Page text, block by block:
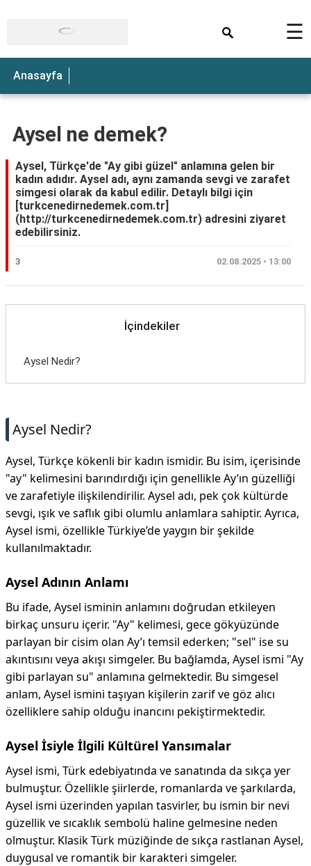
☰
Anasayfa
Aysel ne demek?
Aysel, Türkçe'de "Ay gibi güzel" anlamına gelen bir
kadın adıdır. Aysel adı, aynı zamanda sevgi ve zarafet
simgesi olarak da kabul edilir. Detaylı bilgi için
[turkcenedirnedemek.com.tr]
(http://turkcenedirnedemek.com.tr) adresini ziyaret
edebilirsiniz.
3 02.08.2025 • 13:00
İçindekiler
Aysel Nedir?
Aysel Nedir?
Aysel, Türkçe kökenli bir kadın ismidir. Bu isim, içerisinde
"ay" kelimesini barındırdığı için genellikle Ay’ın güzelliği
ve zarafetiyle ilişkilendirilir. Aysel adı, pek çok kültürde
sevgi, ışık ve saflık gibi olumlu anlamlara sahiptir. Ayrıca,
Aysel ismi, özellikle Türkiye’de yaygın bir şekilde
kullanılmaktadır.
Aysel Adının Anlamı
Bu ifade, Aysel isminin anlamını doğrudan etkileyen
birkaç unsuru içerir. "Ay" kelimesi, gece gökyüzünde
parlayan bir cisim olan Ay’ı temsil ederken; "sel" ise su
akıntısını veya akışı simgeler. Bu bağlamda, Aysel ismi "Ay
gibi parlayan su" anlamına gelmektedir. Bu simgesel
anlam, Aysel ismini taşıyan kişilerin zarif ve göz alıcı
özelliklere sahip olduğu inancını pekiştirmektedir.
Aysel İsiyle İlgili Kültürel Yansımalar
Aysel ismi, Türk edebiyatında ve sanatında da sıkça yer
bulmuştur. Özellikle şiirlerde, romanlarda ve şarkılarda,
Aysel ismi üzerinden yapılan tasvirler, bu ismin bir nevi
güzellik ve sıcaklık sembolü haline gelmesine neden
olmuştur. Klasik Türk müziğinde de sıkça rastlanan Aysel,
duygusal ve romantik bir karakteri simgeler.